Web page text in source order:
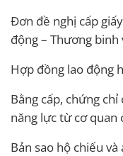
Đơn đề nghị cấp
động – Thương binh
Hợp đồng lao động
Bằng cấp, chứng
năng lực từ cơ quan
Bản sao hộ chiếu